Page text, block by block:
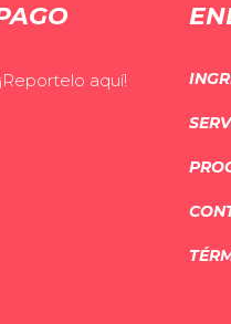
aquí!